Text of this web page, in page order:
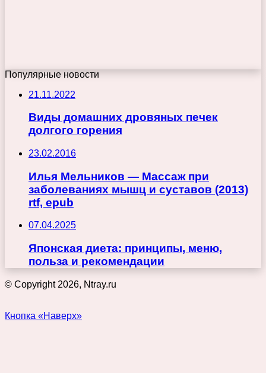
Популярные новости
21.11.2022
Виды домашних дровяных печек
долгого горения
23.02.2016
Илья Мельников — Массаж при
заболеваниях мышц и суставов (2013)
rtf, epub
07.04.2025
Японская диета: принципы, меню,
польза и рекомендации
© Copyright 2026, Ntray.ru
Кнопка «Наверх»